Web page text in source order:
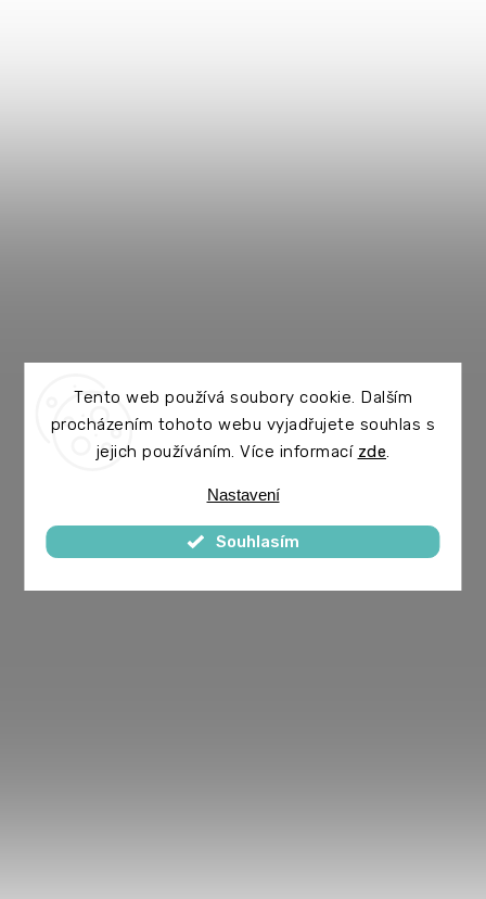
Tento web používá soubory cookie. Dalším
procházením tohoto webu vyjadřujete souhlas s
jejich používáním. Více informací zde.
Nastavení
Souhlasím